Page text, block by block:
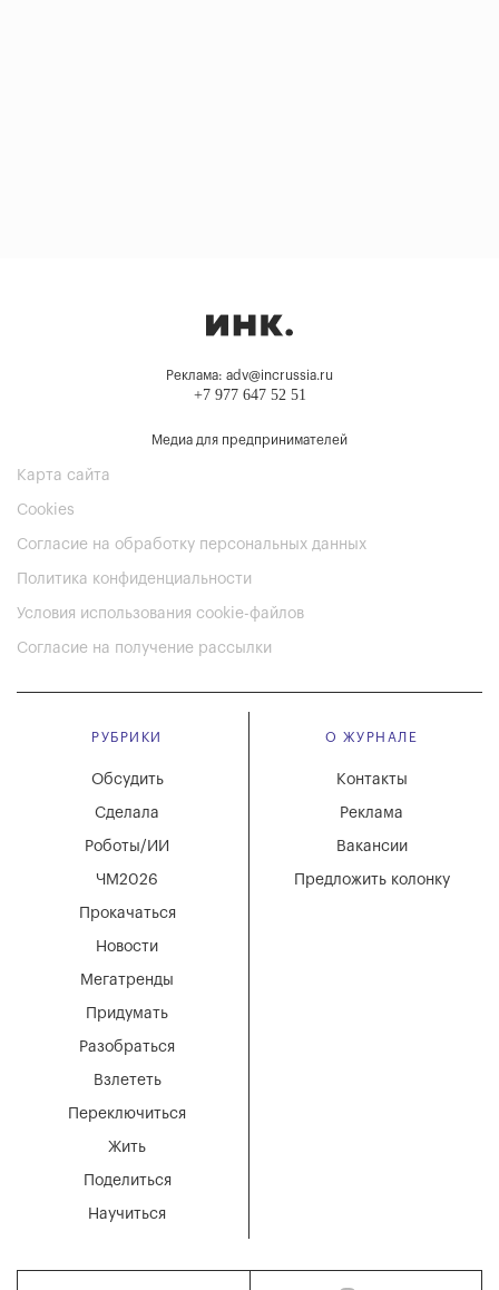
Реклама: adv@incrussia.ru
+7 977 647 52 51
Медиа для предпринимателей
Карта сайта
Cookies
Согласие на обработку персональных данных
Политика конфиденциальности
Условия использования cookie-файлов
Согласие на получение рассылки
РУБРИКИ
Мегатренды
Придумать
Разобраться
Взлететь
Новости
Переключиться
Жить
Поделиться
Научиться
Обсудить
Сделала
Роботы/ИИ
ЧМ2026
Прокачаться
О ЖУРНАЛЕ
Вакансии
Реклама
Контакты
Предложить колонку